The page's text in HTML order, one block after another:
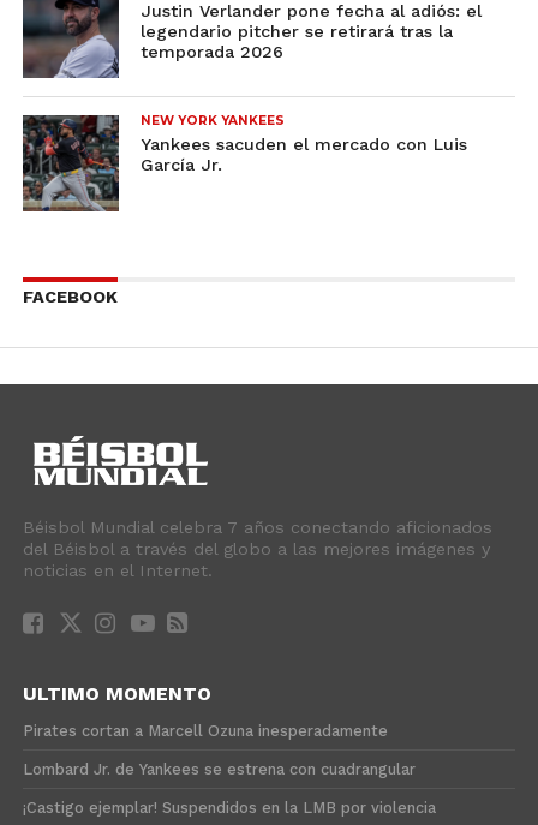
Justin Verlander pone fecha al adiós: el
legendario pitcher se retirará tras la
temporada 2026
NEW YORK YANKEES
Yankees sacuden el mercado con Luis
García Jr.
FACEBOOK
Béisbol Mundial celebra 7 años conectando aficionados
del Béisbol a través del globo a las mejores imágenes y
noticias en el Internet.
ULTIMO MOMENTO
Pirates cortan a Marcell Ozuna inesperadamente
Lombard Jr. de Yankees se estrena con cuadrangular
¡Castigo ejemplar! Suspendidos en la LMB por violencia